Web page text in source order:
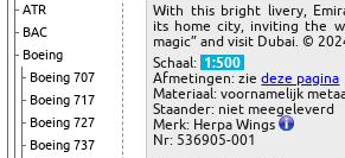
ATR
BAC
Boeing
Boeing 707
Boeing 717
Boeing 727
Boeing 737
With this bright livery,
its home city, inviting the
magic” and visit Dubai. ©
Schaal: 1:500
Afmetingen: ziedeze pagina
Materiaal: voornamelijk
Staander: niet meegeleverd
Merk: Herpa Wings
Nr: 536905-001